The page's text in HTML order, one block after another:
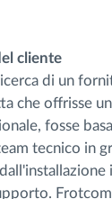
cliente
di un
che offrisse
fosse
tecnico in